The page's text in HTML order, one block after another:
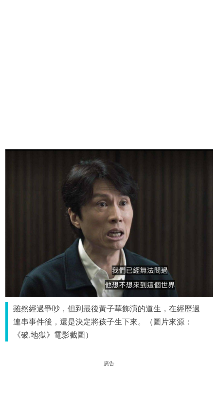
雖然經過爭吵，但到最後黃子華飾演的道生，在經歷過
連串事件後，還是決定將孩子生下來。（圖片來源：
《破.地獄》電影截圖）
廣告